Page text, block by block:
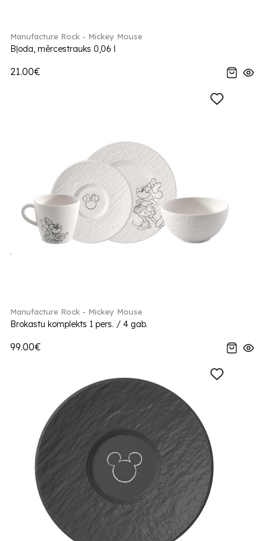
Manufacture Rock - Mickey Mouse
Bļoda, mērcestrauks 0,06 l
21.00€
Manufacture Rock - Mickey Mouse
Brokastu komplekts 1 pers. / 4 gab.
99.00€